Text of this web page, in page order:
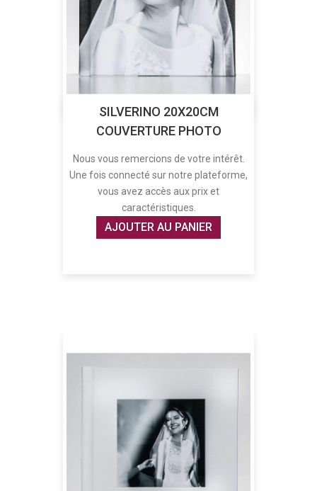
SILVERINO 20X20CM
COUVERTURE PHOTO
Nous vous remercions de votre intérêt.
Une fois connecté sur notre plateforme,
vous avez accès aux prix et
caractéristiques.
AJOUTER AU PANIER